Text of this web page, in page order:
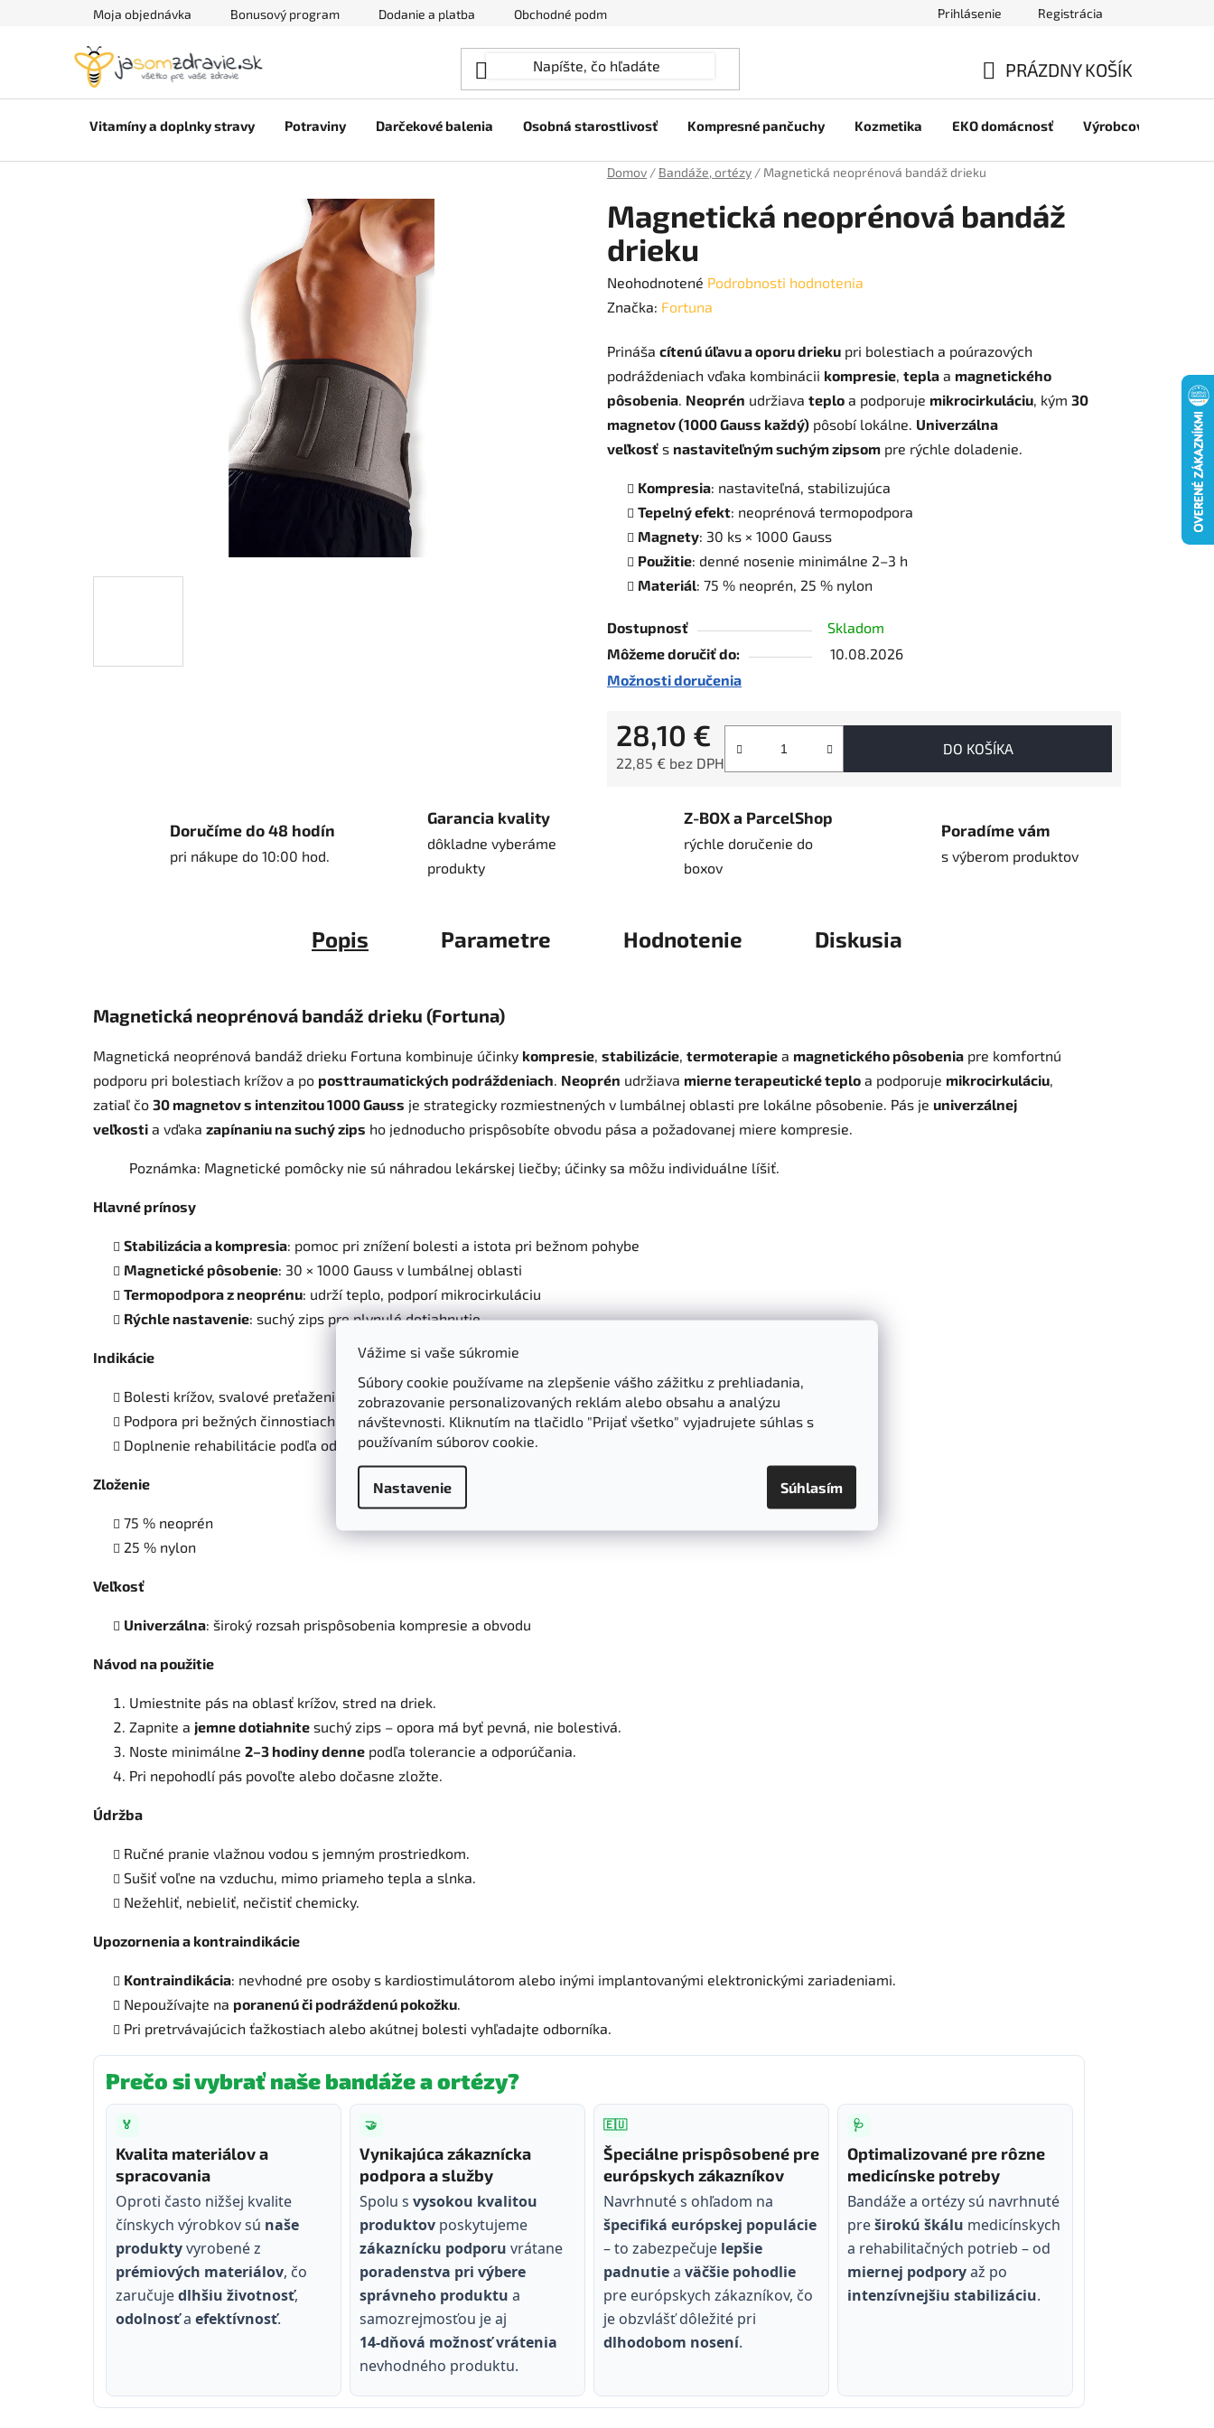
Vážime si vaše súkromie
Súbory cookie používame na zlepšenie vášho zážitku z prehliadania,
zobrazovanie personalizovaných reklám alebo obsahu a analýzu
návštevnosti. Kliknutím na tlačidlo "Prijať všetko" vyjadrujete súhlas s
používaním súborov cookie.
Nastavenie Súhlasím
Moja objednávka Bonusový program Dodanie a platba Obchodné podmienky Prihlásenie Registrácia
KOŠÍK
PRÁZDNY KOŠÍK
Vitamíny a doplnky stravy Potraviny Darčekové balenia Osobná starostlivosť Kompresné pančuchy Kozmetika EKO domácnosť Výrobcovia
Domov / Bandáže, ortézy / Magnetická neoprénová bandáž drieku
Magnetická neoprénová bandáž
drieku
Priemerné
hodnotenie
je
0,0
z
5
hviezdičiek.
Neohodnotené Podrobnosti hodnotenia
Značka: Fortuna
Prináša cítenú úľavu a oporu drieku pri bolestiach a poúrazových
podráždeniach vďaka kombinácii kompresie, tepla a magnetického
pôsobenia. Neoprén udržiava teplo a podporuje mikrocirkuláciu, kým 30
magnetov (1000 Gauss každý) pôsobí lokálne. Univerzálna
veľkosť s nastaviteľným suchým zipsom pre rýchle doladenie.
Kompresia: nastaviteľná, stabilizujúca
Tepelný efekt: neoprénová termopodpora
Magnety: 30 ks × 1000 Gauss
Použitie: denné nosenie minimálne 2–3 h
Materiál: 75 % neoprén, 25 % nylon
Dostupnosť
Skladom
Môžeme doručiť do:
10.08.2026
Možnosti doručenia
28,10 €
22,85 € bez DPH
DO KOŠÍKA
Doručíme do 48 hodín
pri nákupe do 10:00 hod.
Garancia kvality
dôkladne vyberáme
produkty
Z-BOX a ParcelShop
rýchle doručenie do
boxov
Poradíme vám
s výberom produktov
Popis Parametre Hodnotenie Diskusia
Magnetická neoprénová bandáž drieku (Fortuna)
Magnetická neoprénová bandáž drieku Fortuna kombinuje účinky kompresie, stabilizácie, termoterapie a magnetického pôsobenia pre komfortnú
podporu pri bolestiach krížov a po posttraumatických podráždeniach. Neoprén udržiava mierne terapeutické teplo a podporuje mikrocirkuláciu,
zatiaľ čo 30 magnetov s intenzitou 1000 Gauss je strategicky rozmiestnených v lumbálnej oblasti pre lokálne pôsobenie. Pás je univerzálnej
veľkosti a vďaka zapínaniu na suchý zips ho jednoducho prispôsobíte obvodu pása a požadovanej miere kompresie.
Poznámka: Magnetické pomôcky nie sú náhradou lekárskej liečby; účinky sa môžu individuálne líšiť.
Hlavné prínosy
Stabilizácia a kompresia: pomoc pri znížení bolesti a istota pri bežnom pohybe
Magnetické pôsobenie: 30 × 1000 Gauss v lumbálnej oblasti
Termopodpora z neoprénu: udrží teplo, podporí mikrocirkuláciu
Rýchle nastavenie: suchý zips pre plynulé dotiahnutie
Indikácie
Bolesti krížov, svalové preťaženie, poúrazové podráždenie
Podpora pri bežných činnostiach a miernej fyzickej záťaži
Doplnenie rehabilitácie podľa odporúčania odborníka
Zloženie
75 % neoprén
25 % nylon
Veľkosť
Univerzálna: široký rozsah prispôsobenia kompresie a obvodu
Návod na použitie
Umiestnite pás na oblasť krížov, stred na driek.
Zapnite a jemne dotiahnite suchý zips – opora má byť pevná, nie bolestivá.
Noste minimálne 2–3 hodiny denne podľa tolerancie a odporúčania.
Pri nepohodlí pás povoľte alebo dočasne zložte.
Údržba
Ručné pranie vlažnou vodou s jemným prostriedkom.
Sušiť voľne na vzduchu, mimo priameho tepla a slnka.
Nežehliť, nebieliť, nečistiť chemicky.
Upozornenia a kontraindikácie
Kontraindikácia: nevhodné pre osoby s kardiostimulátorom alebo inými implantovanými elektronickými zariadeniami.
Nepoužívajte na poranenú či podráždenú pokožku.
Pri pretrvávajúcich ťažkostiach alebo akútnej bolesti vyhľadajte odborníka.
Prečo si vybrať naše bandáže a ortézy?
🏅
Kvalita materiálov a
spracovania
Oproti často nižšej kvalite
čínskych výrobkov sú naše
produktyvyrobené z
prémiových materiálov, čo
zaručujedlhšiu životnosť,
odolnosťa efektívnosť.
🤝
Vynikajúca zákaznícka
podpora a služby
Spolu s vysokou kvalitou
produktovposkytujeme
zákaznícku podporu vrátane
poradenstva pri výbere
správneho produktu a
samozrejmosťou je aj
14‑dňová možnosť vrátenia
nevhodného produktu.
🇪🇺
Špeciálne prispôsobené pre
európskych zákazníkov
Navrhnuté s ohľadom na
špecifiká európskej populácie
– to zabezpečuje lepšie
padnutiea väčšie pohodlie
pre európskych zákazníkov, čo
je obzvlášť dôležité pri
dlhodobom nosení.
🩺
Optimalizované pre rôzne
medicínske potreby
Bandáže a ortézy sú navrhnuté
preširokú škálu medicínskych
a rehabilitačných potrieb – od
miernej podporyaž po
intenzívnejšiu stabilizáciu.